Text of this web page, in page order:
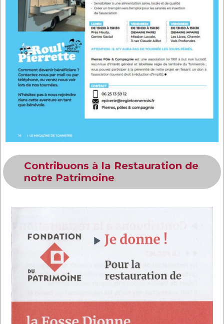
Contribuons à la Restauration de
notre Patrimoine